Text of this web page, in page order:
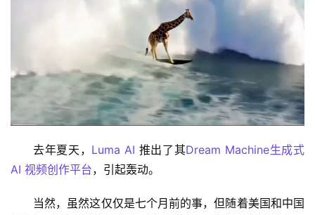
去年夏天， Luma AI 推出了其Dream Machine生成式
AI 视频创作平台，引起轰动。
当然，虽然这仅仅是七个月前的事，但随着美国和中国